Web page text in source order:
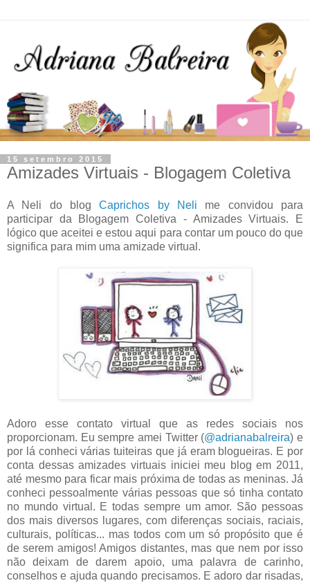
15 setembro 2015
Amizades Virtuais - Blogagem Coletiva
A Neli do blogCaprichos by Neli me convidou para
participar da Blogagem Coletiva - Amizades Virtuais. E
lógico que aceitei e estou aqui para contar um pouco do que
significa para mim uma amizade virtual.
Adoro esse contato virtual que as redes sociais nos
proporcionam. Eu sempre amei Twitter (@adrianabalreira) e
por lá conheci várias tuiteiras que já eram blogueiras. E por
conta dessas amizades virtuais iniciei meu blog em 2011,
até mesmo para ficar mais próxima de todas as meninas. Já
conheci pessoalmente várias pessoas que só tinha contato
no mundo virtual. E todas sempre um amor. São pessoas
dos mais diversos lugares, com diferenças sociais, raciais,
culturais, políticas... mas todos com um só propósito que é
de serem amigos! Amigos distantes, mas que nem por isso
não deixam de darem apoio, uma palavra de carinho,
conselhos e ajuda quando precisamos. E adoro dar risadas,